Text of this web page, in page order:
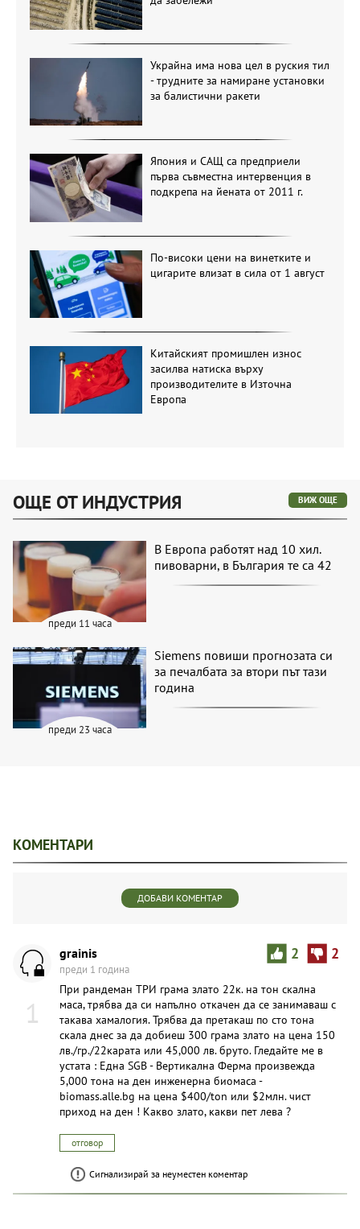
Украйна има нова цел в руския тил
- трудните за намиране установки
за балистични ракети
Япония и САЩ са предприели
първа съвместна интервенция в
подкрепа на йената от 2011 г.
По-високи цени на винетките и
цигарите влизат в сила от 1 август
Китайският промишлен износ
засилва натиска върху
производителите в Източна
Европа
ОЩЕ ОТ ИНДУСТРИЯ ВИЖ ОЩЕ
преди 11 часа
В Европа работят над 10 хил.
пивоварни, в България те са 42
преди 23 часа
Siemens повиши прогнозата си
за печалбата за втори път тази
година
КОМЕНТАРИ
ДОБАВИ КОМЕНТАР
1
2 2
grainis
преди 1 година
При рандеман ТРИ грама злато 22к. на тон скална
маса, трябва да си напълно откачен да се занимаваш с
такава хамалогия. Трябва да претакаш по сто тона
скала днес за да добиеш 300 грама злато на цена 150
лв./гр./22карата или 45,000 лв. бруто. Гледайте ме в
устата : Една SGB - Вертикална Ферма произвежда
5,000 тона на ден инженерна биомаса -
biomass.alle.bg на цена $400/ton или $2млн. чист
приход на ден ! Какво злато, какви пет лева ?
отговор
Сигнализирай за неуместен коментар